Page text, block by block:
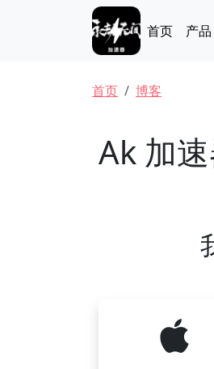
Main
首页 产品
面包屑
首页 博客
Ak 加